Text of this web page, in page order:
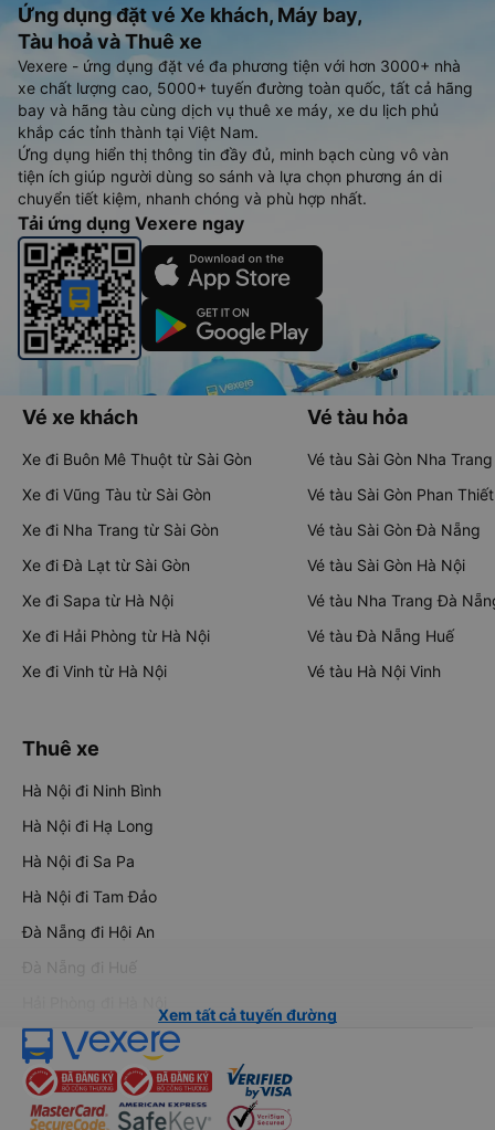
Ứng dụng đặt vé Xe khách, Máy bay,
Tàu hoả và Thuê xe
Vexere - ứng dụng đặt vé đa phương tiện với hơn 3000+ nhà
xe chất lượng cao, 5000+ tuyến đường toàn quốc, tất cả hãng
bay và hãng tàu cùng dịch vụ thuê xe máy, xe du lịch phủ
khắp các tỉnh thành tại Việt Nam.
Ứng dụng hiển thị thông tin đầy đủ, minh bạch cùng vô vàn
tiện ích giúp người dùng so sánh và lựa chọn phương án di
chuyển tiết kiệm, nhanh chóng và phù hợp nhất.
Tải ứng dụng Vexere ngay
Vé xe khách
Xe đi Buôn Mê Thuột từ Sài Gòn
Xe đi Vũng Tàu từ Sài Gòn
Xe đi Nha Trang từ Sài Gòn
Xe đi Đà Lạt từ Sài Gòn
Xe đi Sapa từ Hà Nội
Xe đi Hải Phòng từ Hà Nội
Xe đi Vinh từ Hà Nội
Vé tàu hỏa
Vé tàu Sài Gòn Nha Trang
Vé tàu Sài Gòn Phan Thiết
Vé tàu Sài Gòn Đà Nẵng
Vé tàu Sài Gòn Hà Nội
Vé tàu Nha Trang Đà
Vé tàu Đà Nẵng Huế
Vé tàu Hà Nội Vinh
Thuê xe
Hà Nội đi Ninh Bình
Hà Nội đi Hạ Long
Hà Nội đi Sa Pa
Hà Nội đi Tam Đảo
Đà Nẵng đi Hội An
Đà Nẵng đi Huế
Xem tất cả tuyến đường